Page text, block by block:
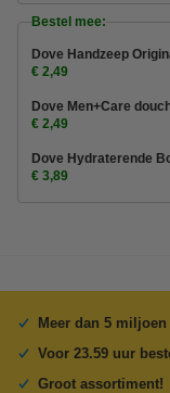
Bestel mee:
Dove Handzeep
€ 2,49
Dove Men+Care
€ 2,49
Dove Hydraterende
€ 3,89
Meer dan 5
Voor 23.59 uur
Groot assortiment!